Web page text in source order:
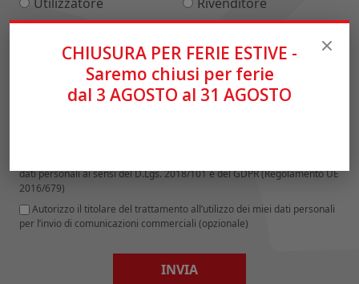
dati personali ai sensi del D.Lgs. 2018/101 e del GDPR (Regolamento UE
2016/679)
Autorizzo il titolare del trattamento all’utilizzo dei miei dati personali
per l’invio di comunicazioni commerciali (opzionale)
INVIA
CHIUSURA PER FERIE ESTIVE -
Saremo chiusi per ferie
dal 3 AGOSTO al 31 AGOSTO